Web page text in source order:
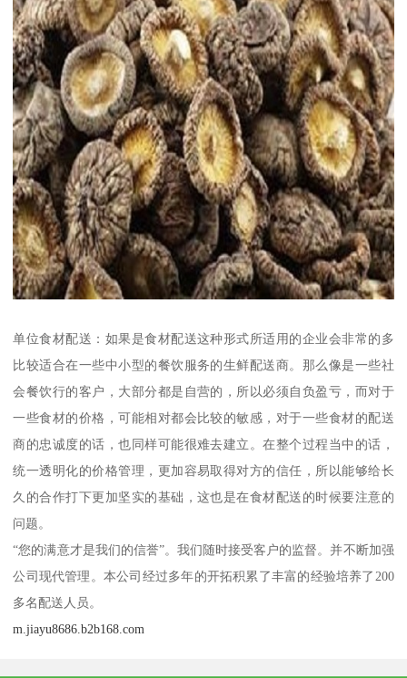
单位食材配送：如果是食材配送这种形式所适用的企业会非常的多
比较适合在一些中小型的餐饮服务的生鲜配送商。那么像是一些社
会餐饮行的客户，大部分都是自营的，所以必须自负盈亏，而对于
一些食材的价格，可能相对都会比较的敏感，对于一些食材的配送
商的忠诚度的话，也同样可能很难去建立。在整个过程当中的话，
统一透明化的价格管理，更加容易取得对方的信任，所以能够给长
久的合作打下更加坚实的基础，这也是在食材配送的时候要注意的
问题。
“您的满意才是我们的信誉”。我们随时接受客户的监督。并不断加强
公司现代管理。本公司经过多年的开拓积累了丰富的经验培养了200
多名配送人员。
m.jiayu8686.b2b168.com